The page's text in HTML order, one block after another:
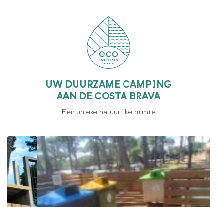
UW DUURZAME CAMPING
AAN DE COSTA BRAVA
Een unieke natuurlijke ruimte